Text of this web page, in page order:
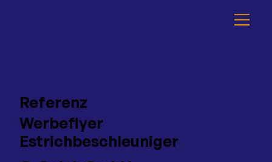
Referenz
Werbeflyer
Estrichbeschleuniger